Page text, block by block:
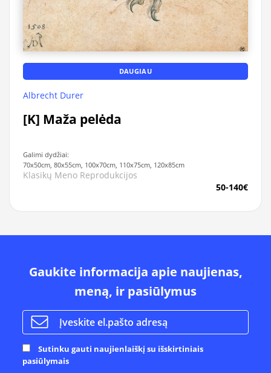
DAUGIAU
Albrecht Durer
[K] Maža pelėda
Galimi dydžiai:
70x50cm, 80x55cm, 100x70cm, 110x75cm, 120x85cm
Klasikų Meno Reprodukcijos
50-140€
Gaukite informacija apie naujienas,
meną, ir pasiūlymus
Sutinku gauti naujienlaiškį su išskirtiniais
pasiūlymais